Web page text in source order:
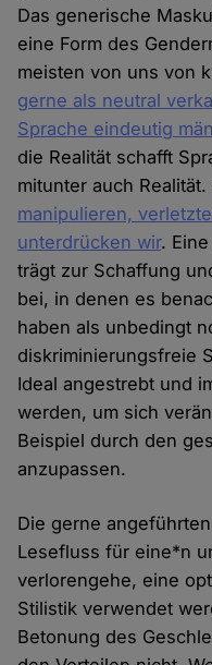
Das generische
eine Form des
meisten von uns von
gerne als neutral
Sprache eindeutig
die Realität schafft
mitunter auch
manipulieren,
unterdrücken wir.
trägt zur Schaffung
bei, in denen es
haben als unbedingt
diskriminierungsfreie
Ideal angestrebt und
werden, um sich
Beispiel durch den
anzupassen.
Die gerne
Lesefluss für eine*n
verlorengehe, eine
Stilistik verwendet
Betonung des